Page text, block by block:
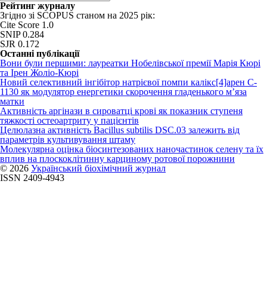
Рейтинг журналу
Згідно зі SCOPUS станом на 2025 рік:
Cite Score 1.0
SNIP 0.284
SJR 0.172
Останні публікації
Вони були першими: лауреатки Нобелівської премії Марія Кюрі
та Ірен Жоліо-Кюрі
Новий cелективний інгібітор натрієвої помпи калікс[4]арен C-
1130 як модулятор енергетики скорочення гладенького м’яза
матки
Активність аргінази в сироватці крові як показник ступеня
тяжкості остеоартриту у пацієнтів
Целюлазна активність Bacillus subtilis DSC.03 залежить від
параметрів культивування штаму
Молекулярна оцінка біосинтезованих наночастинок селену та їх
вплив на плоскоклітинну карциному ротової порожнини
© 2026 Український біохімічний журнал
ISSN 2409-4943